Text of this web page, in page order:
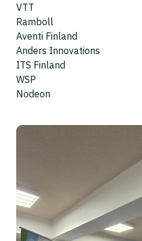
VTT
Ramboll
Aventi Finland
Anders Innovations
ITS Finland
WSP
Nodeon